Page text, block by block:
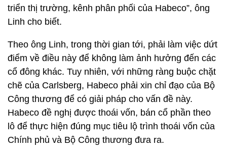
triển thị trường, kênh phân phối của Habeco”, ông
Linh cho biết.
Theo ông Linh, trong thời gian tới, phải làm việc dứt
điểm về điều này để không làm ảnh hưởng đến các
cổ đông khác. Tuy nhiên, với những ràng buộc chặt
chẽ của Carlsberg, Habeco phải xin chỉ đạo của Bộ
Công thương để có giải pháp cho vấn đề này.
Habeco đề nghị được thoái vốn, bán cổ phần theo
lô để thực hiện đúng mục tiêu lộ trình thoái vốn của
Chính phủ và Bộ Công thương đưa ra.